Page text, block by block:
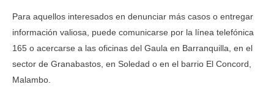
Para aquellos interesados en denunciar más casos o entregar
información valiosa, puede comunicarse por la línea telefónica
165 o acercarse a las oficinas del Gaula en Barranquilla, en el
sector de Granabastos, en Soledad o en el barrio El Concord,
Malambo.